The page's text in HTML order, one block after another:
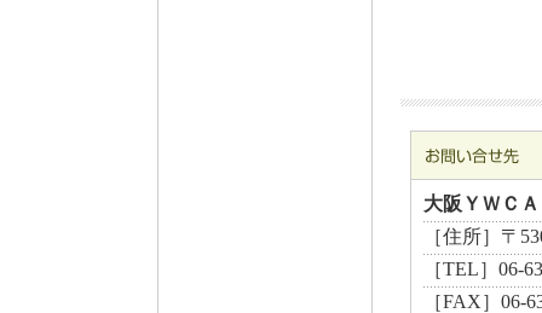
大阪ＹＷＣＡ
［住所］〒
［TEL］06-
［FAX］06-